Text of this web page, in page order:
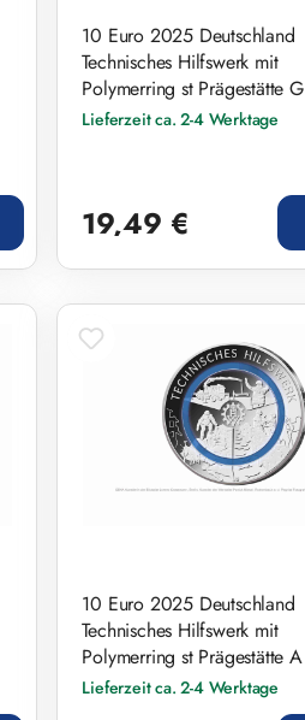
10 Euro 2025 Deutschland
Technisches Hilfswerk mit
Polymerring st Prägestätte G
Lieferzeit ca. 2-4 Werktage
19,49 €
10 Euro 2025 Deutschland
Technisches Hilfswerk mit
Polymerring st Prägestätte A
Lieferzeit ca. 2-4 Werktage